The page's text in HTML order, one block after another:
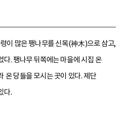
이 많은 팽나무를 신목(神木)으로 삼고,
다. 팽나무 뒤쪽에는 마을에 시집 온
온 당들을 모시는 곳이 있다. 제단
다.